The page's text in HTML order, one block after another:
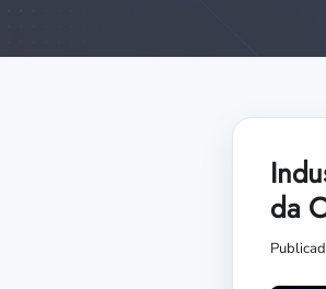
da